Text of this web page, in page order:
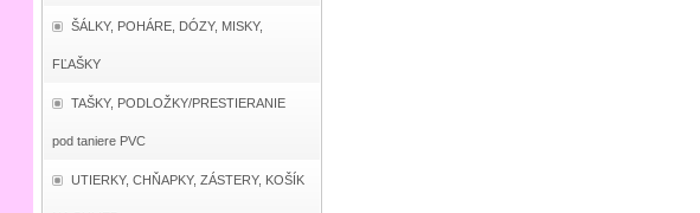
ŠÁLKY, POHÁRE, DÓZY, MISKY,
FĽAŠKY
TAŠKY, PODLOŽKY/PRESTIERANIE
pod taniere PVC
UTIERKY, CHŇAPKY, ZÁSTERY, KOŠÍK